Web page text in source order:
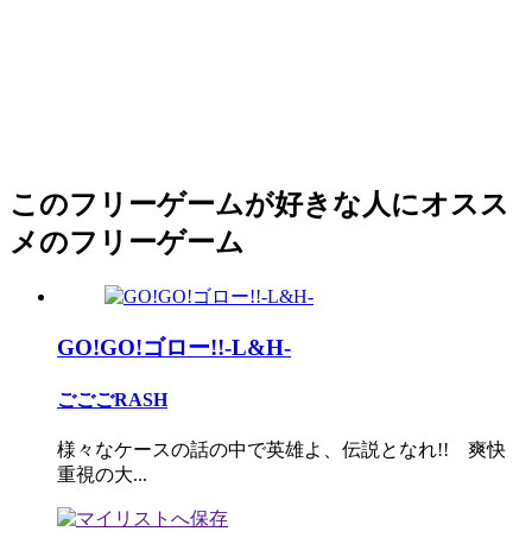
このフリーゲームが好きな人にオスス
メのフリーゲーム
GO!GO!ゴロー!!-L&H-
ごごごRASH
様々なケースの話の中で英雄よ、伝説となれ!! 爽快
重視の大...